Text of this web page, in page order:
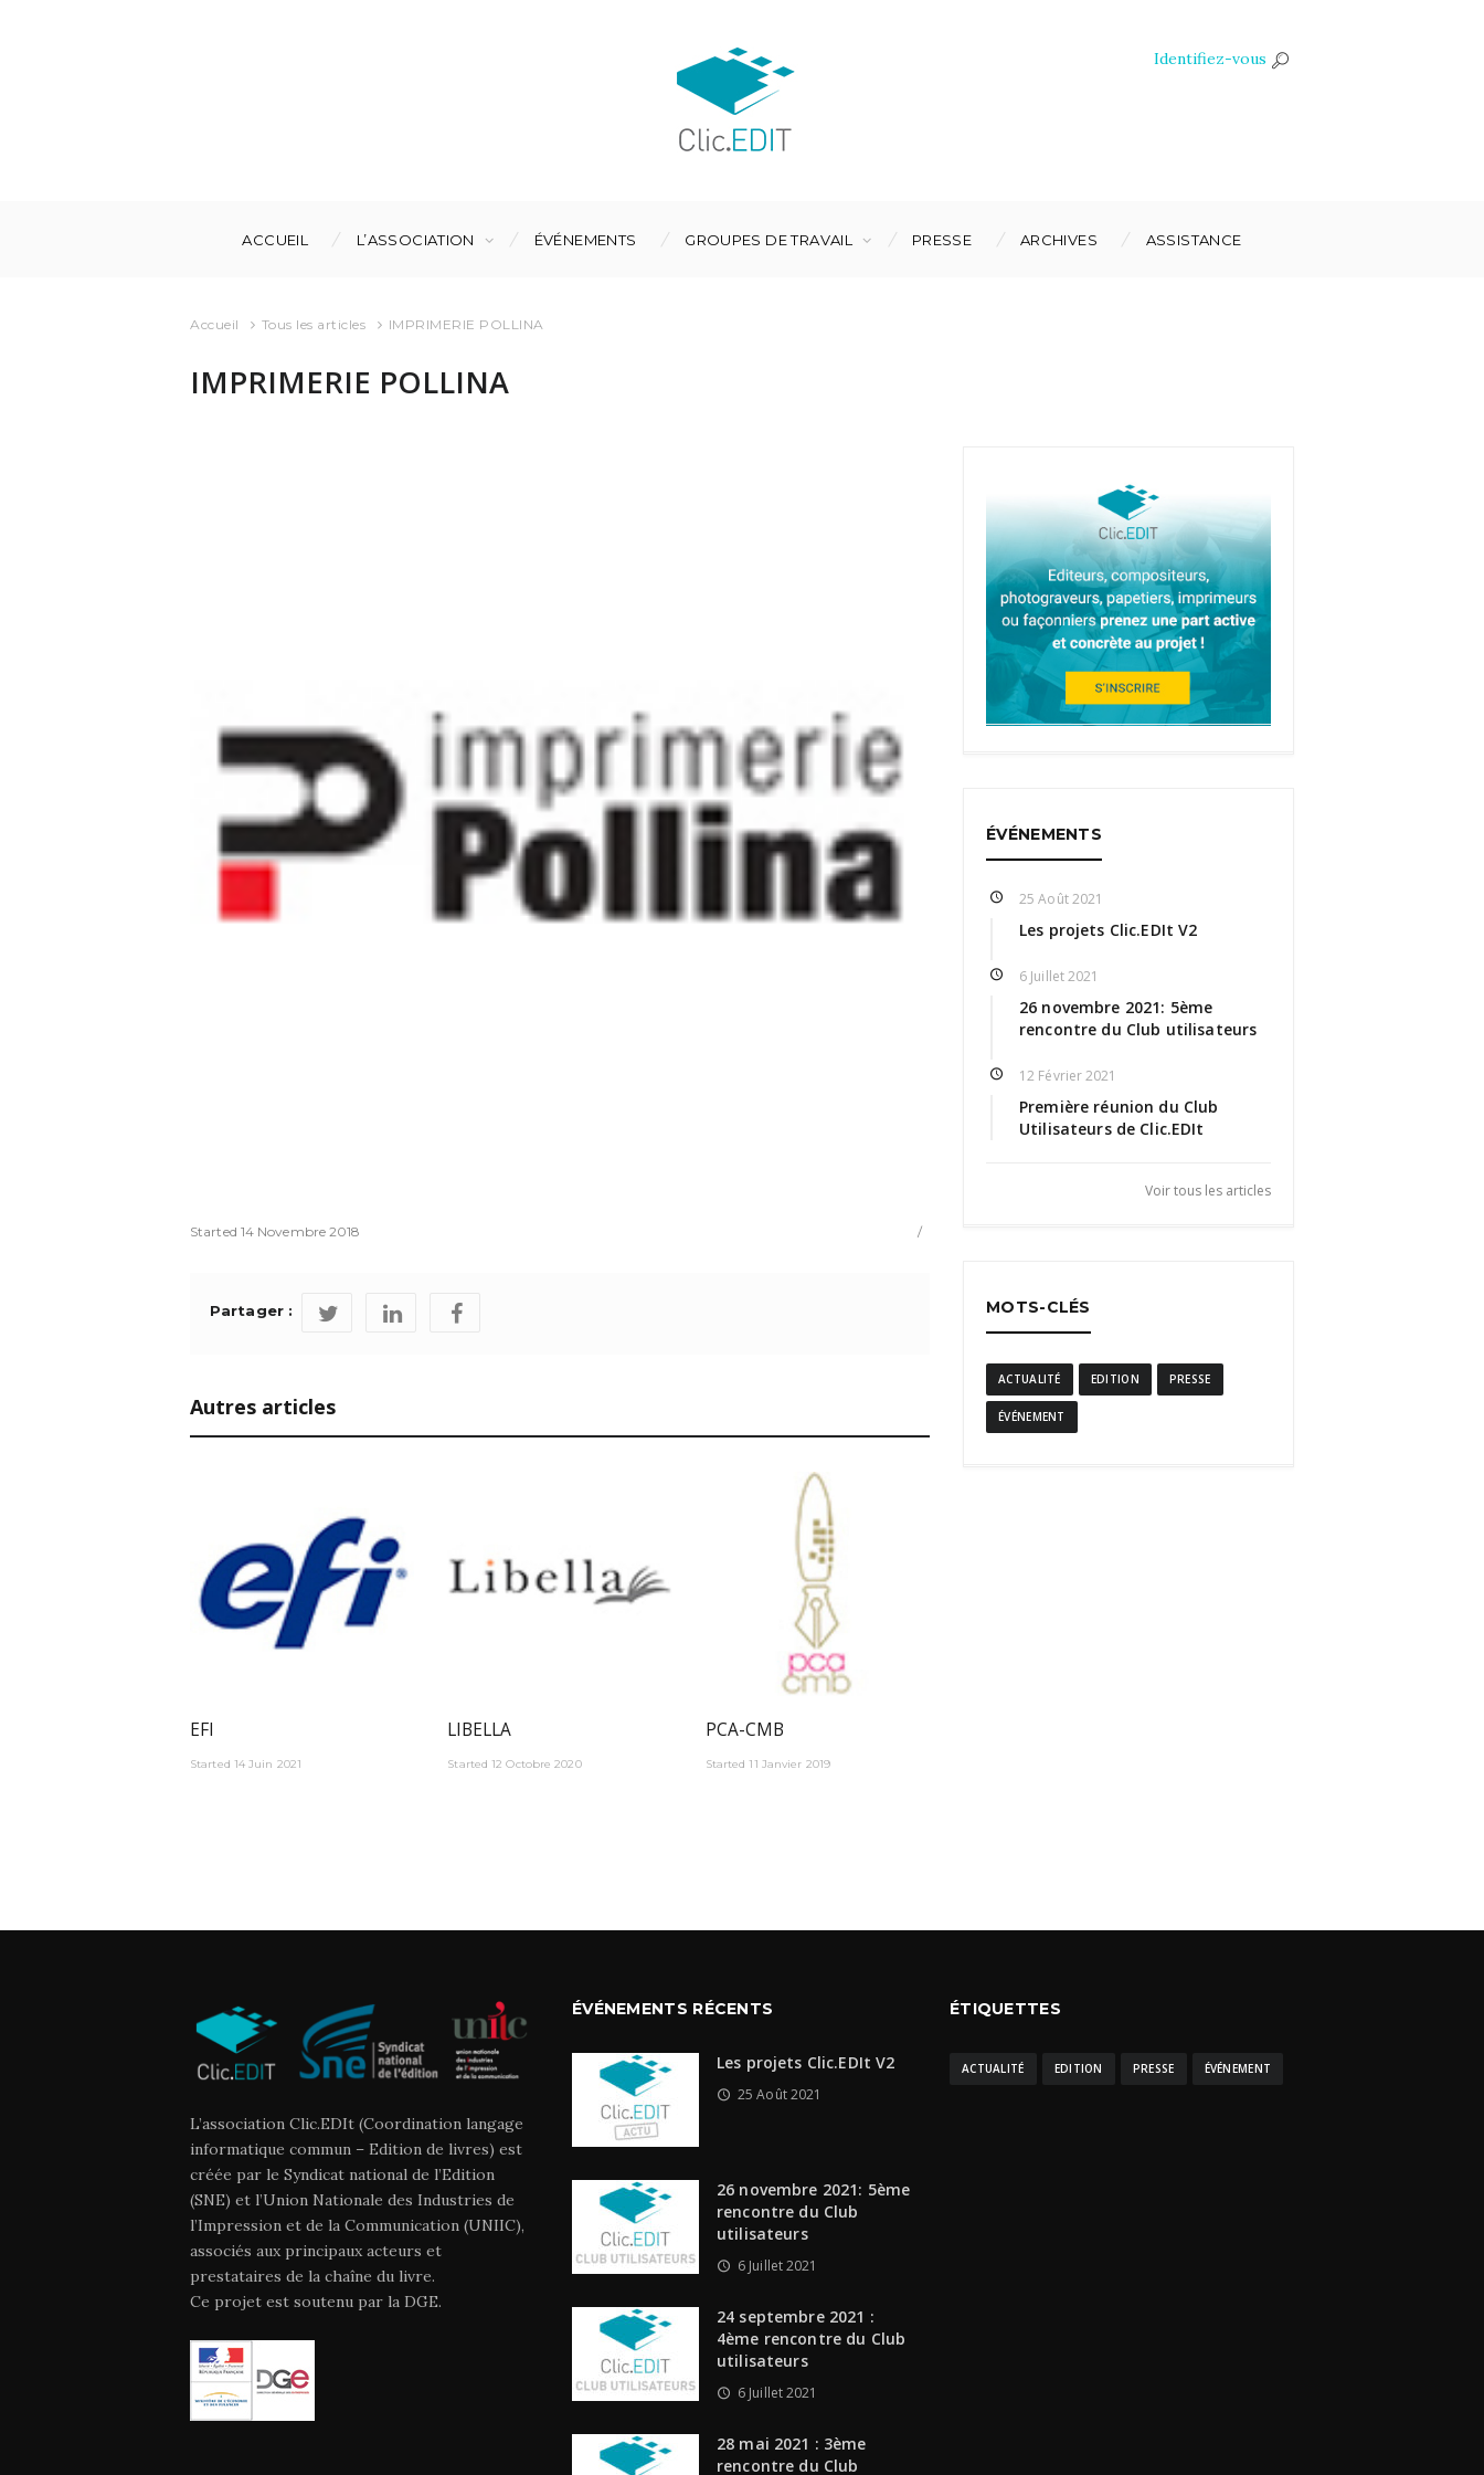
Identifiez-vous
ACCUEIL L’ASSOCIATION ÉVÉNEMENTS GROUPES DE TRAVAIL PRESSE ARCHIVES ASSISTANCE
Accueil Tous les articles IMPRIMERIE POLLINA
IMPRIMERIE POLLINA
Started 14 Novembre 2018
Partager :
Autres articles
EFI
Started 14 Juin 2021
LIBELLA
Started12 Octobre 2020
PCA-CMB
Started11 Janvier 2019
ÉVÉNEMENTS
25 Août 2021
Les projets Clic.EDIt V2
6 Juillet 2021
26 novembre 2021: 5ème
rencontre du Club utilisateurs
12 Février 2021
Première réunion du Club
Utilisateurs de Clic.EDIt
Voir tous les articles
MOTS-CLÉS
ACTUALITÉ EDITION PRESSE
ÉVÉNEMENT
L’association Clic.EDIt (Coordination langage
informatique commun – Edition de livres) est
créée par le Syndicat national de l’Edition
(SNE) et l’Union Nationale des Industries de
l’Impression et de la Communication (UNIIC),
associés aux principaux acteurs et
prestataires de la chaîne du livre.
Ce projet est soutenu par la DGE.
ÉVÉNEMENTS RÉCENTS
Les projets Clic.EDIt V2
25 Août 2021
26 novembre 2021: 5ème
rencontre du Club
utilisateurs
6 Juillet 2021
24 septembre 2021 :
4ème rencontre du Club
utilisateurs
6 Juillet 2021
28 mai 2021 : 3ème
rencontre du Club
ÉTIQUETTES
ACTUALITÉ EDITION PRESSE ÉVÉNEMENT